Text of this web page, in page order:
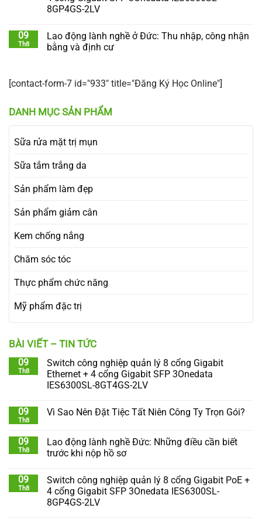
8GP4GS-2LV
09
Th8
Lao động lành nghề ở Đức: Thu nhập, công nhận
bằng và định cư
[contact-form-7 id="933" title="Đăng Ký Học Online"]
DANH MỤC SẢN PHẨM
Sữa rửa mặt trị mụn
Sữa tắm trắng da
Sản phẩm làm đẹp
Sản phẩm giảm cân
Kem chống nắng
Chăm sóc tóc
Thực phẩm chức năng
Mỹ phẩm đặc trị
BÀI VIẾT – TIN TỨC
09
Th8
Switch công nghiệp quản lý 8 cổng Gigabit
Ethernet + 4 cổng Gigabit SFP 3Onedata
IES6300SL-8GT4GS-2LV
09
Th8
Vì Sao Nên Đặt Tiệc Tất Niên Công Ty Trọn Gói?
09
Th8
Lao động lành nghề Đức: Những điều cần biết
trước khi nộp hồ sơ
09
Th8
Switch công nghiệp quản lý 8 cổng Gigabit PoE +
4 cổng Gigabit SFP 3Onedata IES6300SL-
8GP4GS-2LV